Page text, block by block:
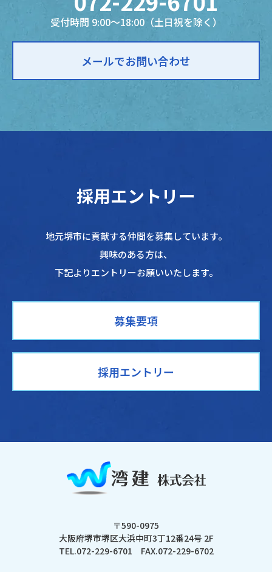
受付時間 9:00～18:00（土日祝を除く）
メールでお問い合わせ
採用エントリー
地元堺市に貢献する仲間を募集しています。
興味のある方は、
下記よりエントリーお願いいたします。
募集要項
採用エントリー
〒590-0975
大阪府堺市堺区大浜中町3丁12番24号 2F
TEL.072-229-6701 FAX.072-229-6702